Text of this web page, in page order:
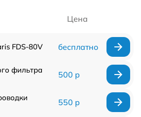
Цена
FDS-80V бесплатно
фильтра
500 р
550 р